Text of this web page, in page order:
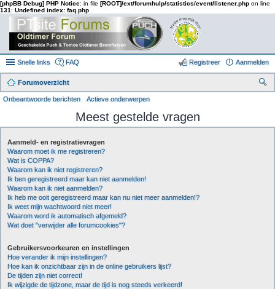
[phpBB Debug] PHP Notice: in file [ROOT]/ext/forumhulp/statistics/event/listener.php on line
131: Undefined index: faq.php
Snelle links FAQ Aanmelden
Registreer
Forumoverzicht
Onbeantwoorde berichten Actieve onderwerpen
Meest gestelde vragen
Aanmeld- en registratievragen
Waarom moet ik me registreren?
Wat is COPPA?
Waarom kan ik niet registreren?
Ik ben geregistreerd maar kan niet aanmelden!
Waarom kan ik niet aanmelden?
Ik heb me ooit geregistreerd maar kan nu niet meer aanmelden!?
Ik weet mijn wachtwoord niet meer!
Waarom word ik automatisch afgemeld?
Wat doet "verwijder alle forumcookies"?
Gebruikersvoorkeuren en instellingen
Hoe verander ik mijn instellingen?
Hoe kan ik onzichtbaar zijn in de online gebruikers lijst?
De tijden zijn niet correct!
Ik wijzigde de tijdzone, maar de tijd is nog steeds verkeerd!